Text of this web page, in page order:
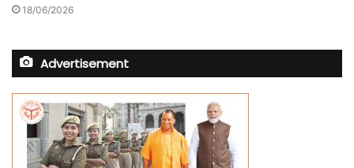
18/06/2026
Advertisement